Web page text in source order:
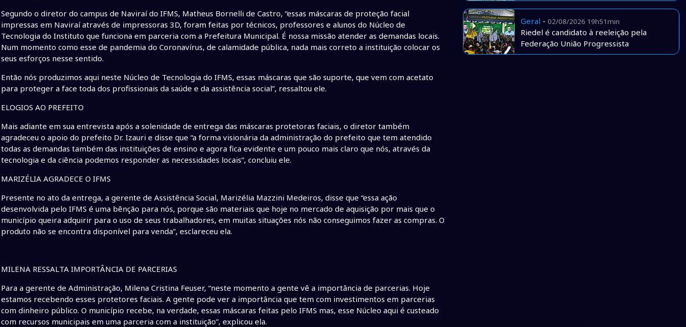
Segundo o diretor do campus de Naviraí do IFMS, Matheus Bornelli de Castro, “essas máscaras de proteção facial
impressas em Naviraí através de impressoras 3D, foram feitas por técnicos, professores e alunos do Núcleo de
Tecnologia do Instituto que funciona em parceria com a Prefeitura Municipal. É nossa missão atender as demandas locais.
Num momento como esse de pandemia do Coronavírus, de calamidade pública, nada mais correto a instituição colocar os
seus esforços nesse sentido.
Então nós produzimos aqui neste Núcleo de Tecnologia do IFMS, essas máscaras que são suporte, que vem com acetato
para proteger a face toda dos profissionais da saúde e da assistência social”, ressaltou ele.
ELOGIOS AO PREFEITO
Mais adiante em sua entrevista após a solenidade de entrega das máscaras protetoras faciais, o diretor também
agradeceu o apoio do prefeito Dr. Izauri e disse que “a forma visionária da administração do prefeito que tem atendido
todas as demandas também das instituições de ensino e agora fica evidente e um pouco mais claro que nós, através da
tecnologia e da ciência podemos responder as necessidades locais”, concluiu ele.
MARIZÉLIA AGRADECE O IFMS
Presente no ato da entrega, a gerente de Assistência Social, Marizélia Mazzini Medeiros, disse que “essa ação
desenvolvida pelo IFMS é uma bênção para nós, porque são materiais que hoje no mercado de aquisição por mais que o
município queira adquirir para o uso de seus trabalhadores, em muitas situações nós não conseguimos fazer as compras. O
produto não se encontra disponível para venda”, esclareceu ela.
MILENA RESSALTA IMPORTÂNCIA DE PARCERIAS
Para a gerente de Administração, Milena Cristina Feuser, “neste momento a gente vê a importância de parcerias. Hoje
estamos recebendo esses protetores faciais. A gente pode ver a importância que tem com investimentos em parcerias
com dinheiro público. O município recebe, na verdade, essas máscaras feitas pelo IFMS mas, esse Núcleo aqui é custeado
com recursos municipais em uma parceria com a instituição”, explicou ela.
Geral - 02/08/2026 19h51min
Riedel é candidato à reeleição pela
Federação União Progressista